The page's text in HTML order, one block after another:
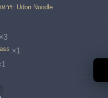
าร: Udon Noodle
×3
×1